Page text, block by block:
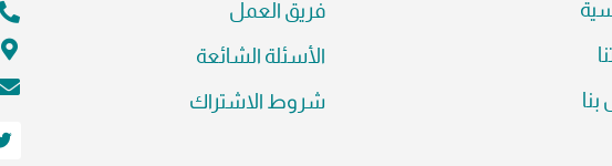
بنا
فريق العمل
الأسئلة الشائعة
شروط الاشتراك